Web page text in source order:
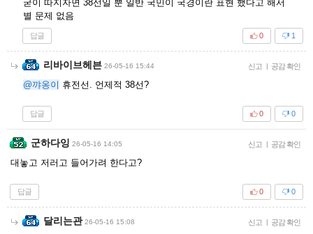
굳이 따지자면 38선일 뿐 일반 국민이 국경이란 표현 했다고 해서
별 문제 없음
답글 1
0
리바이브헤븐 26-05-16 15:44 신고 | 공감 확인
@꺄옹이 휴전선. 언제적 38선?
답글 0
0
군하다잉 26-05-16 14:05 신고 | 공감 확인
대놓고 저러고 들어가려 한다고?
답글 0
0
달리는관 26-05-16 15:08 신고 | 공감 확인